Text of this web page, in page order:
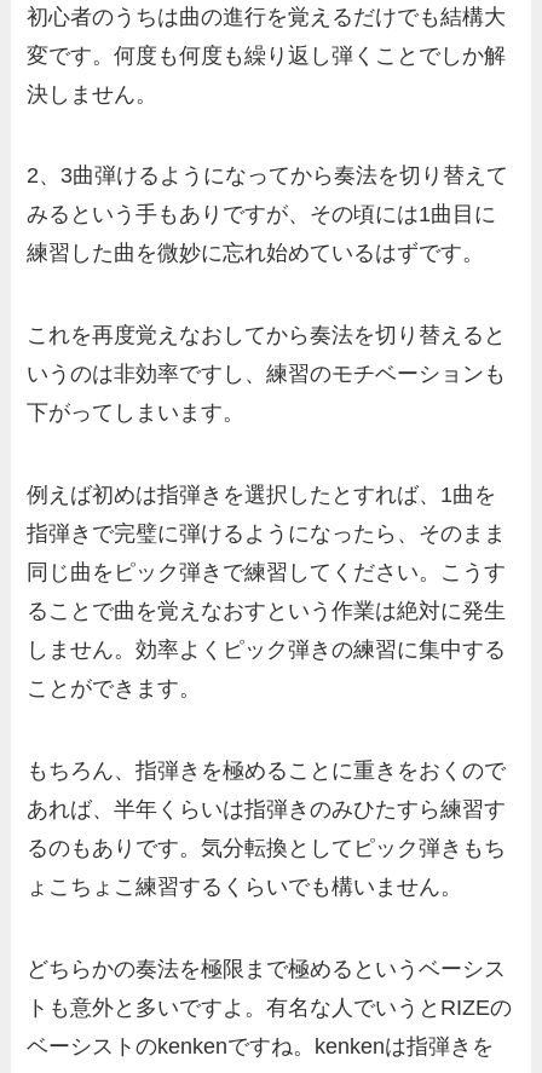
初心者のうちは曲の進行を覚えるだけでも結構大
変です。何度も何度も繰り返し弾くことでしか解
決しません。
2、3曲弾けるようになってから奏法を切り替えて
みるという手もありですが、その頃には1曲目に
練習した曲を微妙に忘れ始めているはずです。
これを再度覚えなおしてから奏法を切り替えると
いうのは非効率ですし、練習のモチベーションも
下がってしまいます。
例えば初めは指弾きを選択したとすれば、1曲を
指弾きで完璧に弾けるようになったら、そのまま
同じ曲をピック弾きで練習してください。こうす
ることで曲を覚えなおすという作業は絶対に発生
しません。効率よくピック弾きの練習に集中する
ことができます。
もちろん、指弾きを極めることに重きをおくので
あれば、半年くらいは指弾きのみひたすら練習す
るのもありです。気分転換としてピック弾きもち
ょこちょこ練習するくらいでも構いません。
どちらかの奏法を極限まで極めるというベーシス
トも意外と多いですよ。有名な人でいうとRIZEの
ベーシストのkenkenですね。kenkenは指弾きを